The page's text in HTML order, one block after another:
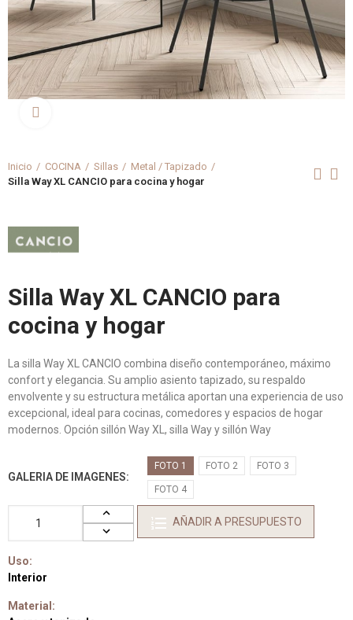
Inicio COCINA Sillas
Metal / Tapizado
Silla Way XL CANCIO para cocina y hogar
Silla Way XL CANCIO para
cocina y hogar
La silla Way XL CANCIO combina diseño contemporáneo, máximo
confort y elegancia. Su amplio asiento tapizado, su respaldo
envolvente y su estructura metálica aportan una experiencia de uso
excepcional, ideal para cocinas, comedores y espacios de hogar
modernos. Opción sillón Way XL, silla Way y sillón Way
GALERIA DE IMAGENES
FOTO 1 FOTO 2 FOTO 3
FOTO 4
AÑADIR A PRESUPUESTO
Uso:
Interior
Material: